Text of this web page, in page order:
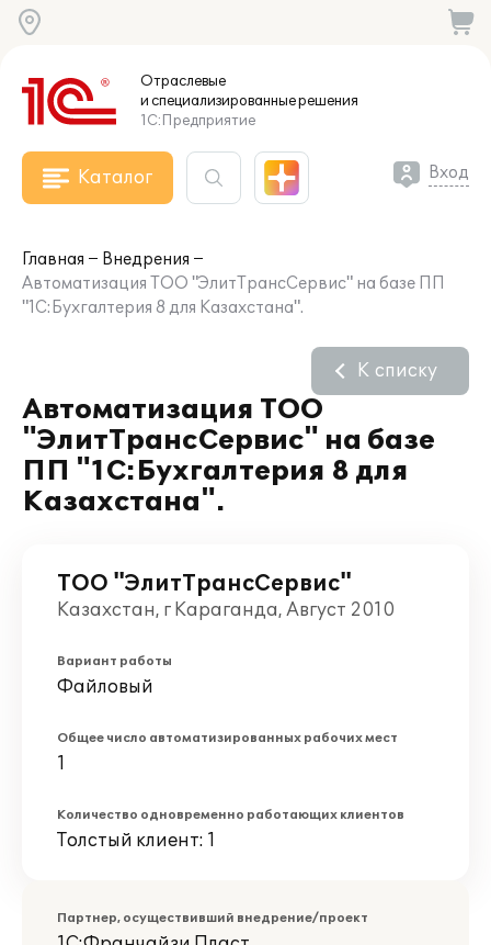
Отраслевые
и специализированныерешения
1С:Предприятие
Каталог Вход
Главная
Внедрения
Автоматизация ТОО "ЭлитТрансСервис" на базе ПП
"1С:Бухгалтерия 8 для Казахстана".
Автоматизация ТОО
"ЭлитТрансСервис" на базе
ПП "1С:Бухгалтерия 8 для
Казахстана".
К списку
ТОО "ЭлитТрансСервис"
Казахстан, г Караганда, Август 2010
Вариант работы
Файловый
Общее число автоматизированных рабочих мест
1
Количество одновременно работающих клиентов
Толстый клиент: 1
Партнер, осуществивший внедрение/проект